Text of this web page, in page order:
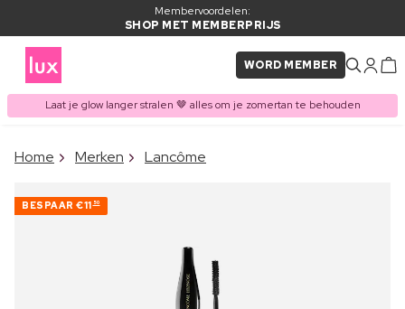
Membervoordelen:
SHOP MET MEMBERPRIJS
WORD MEMBER
Laat je glow langer stralen 🤎 alles om je zomertan te behouden
ITEM TOEGEVOEGD AAN
Home Merken Lancôme
BESPAAR €11 50